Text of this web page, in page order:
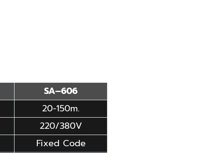
SA–606
20-150m.
220/380V
Fixed Code